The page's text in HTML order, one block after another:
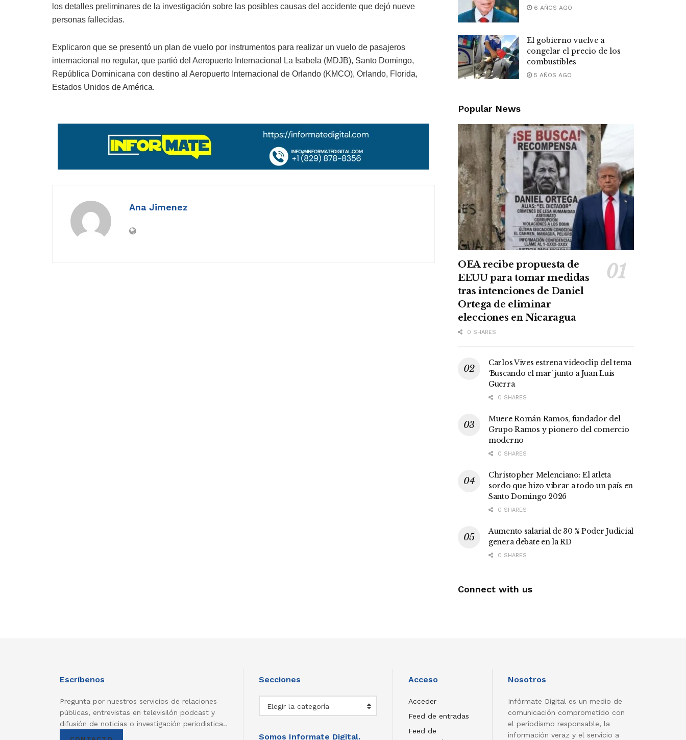
los detalles preliminares de la investigación sobre las posibles causas del accidente que dejó nueve
personas fallecidas.
Explicaron que se presentó un plan de vuelo por instrumentos para realizar un vuelo de pasajeros
internacional no regular, que partió del Aeropuerto Internacional La Isabela (MDJB), Santo Domingo,
República Dominicana con destino al Aeropuerto Internacional de Orlando (KMCO), Orlando, Florida,
Estados Unidos de América.
Ana Jimenez
6 AÑOS AGO
El gobierno vuelve a
congelar el precio de los
combustibles
5 AÑOS AGO
Popular News
OEA recibe propuesta de
EEUU para tomar medidas
tras intenciones de Daniel
Ortega de eliminar
elecciones en Nicaragua
0 SHARES
Carlos Vives estrena videoclip del tema
‘Buscando el mar’ junto a Juan Luis
Guerra
0 SHARES
Muere Román Ramos, fundador del
Grupo Ramos y pionero del comercio
moderno
0 SHARES
Christopher Melenciano: El atleta
sordo que hizo vibrar a todo un país en
Santo Domingo 2026
0 SHARES
Aumento salarial de 30 % Poder Judicial
genera debate en la RD
0 SHARES
Connect with us
Escríbenos
Pregunta por nuestros servicios de relaciones
públicas, entrevistas en televisilón podcast y
difusión de noticias o investigación periodistica..
Secciones
Elegir la categoría
Somos Informate Digital.
Acceso
Acceder
Feed de entradas
Feed de
Nosotros
Infórmate Digital es un medio de
comunicación comprometido con
el periodismo responsable, la
información veraz y el servicio a